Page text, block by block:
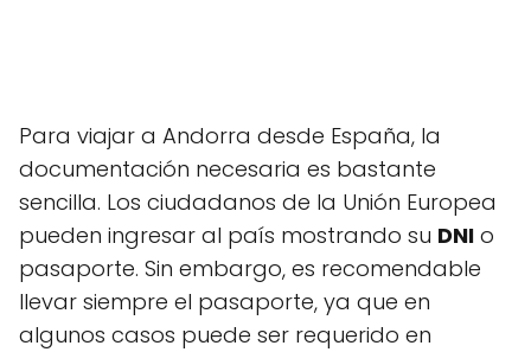
Para viajar a Andorra desde España, la
documentación necesaria es bastante
sencilla. Los ciudadanos de la Unión Europea
pueden ingresar al país mostrando su DNI o
pasaporte. Sin embargo, es recomendable
llevar siempre el pasaporte, ya que en
algunos casos puede ser requerido en